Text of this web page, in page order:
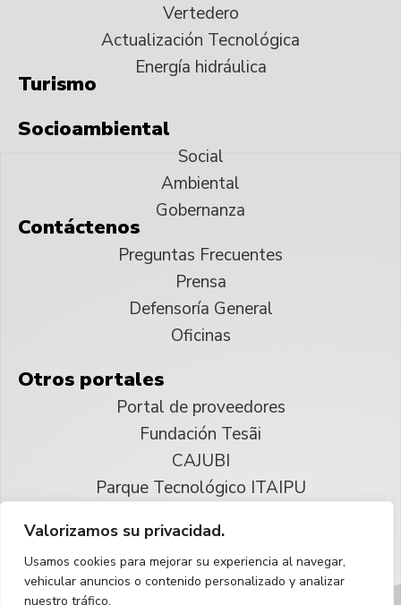
Valorizamos su privacidad.
Usamos cookies para mejorar su experiencia al navegar,
vehicular anuncios o contenido personalizado y analizar
nuestro tráfico.
Vertedero
Actualización Tecnológica
Energía hidráulica
Turismo
Socioambiental
Social
Ambiental
Gobernanza
Contáctenos
Preguntas Frecuentes
Prensa
Defensoría General
Oficinas
Otros portales
Portal de proveedores
Fundación Tesãi
CAJUBI
Parque Tecnológico ITAIPU
Reservados todos los derechos